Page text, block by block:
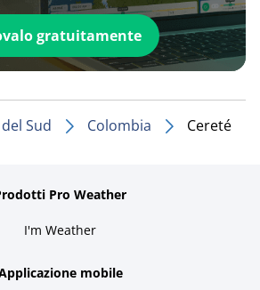
gratuitamente
Sud Colombia Cereté
Pro Weather
I'm Weather
mobile